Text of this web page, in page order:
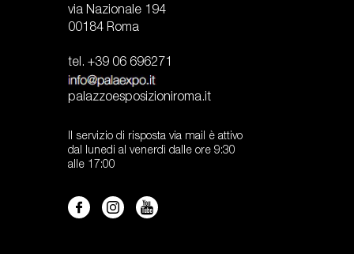
via Nazionale 194
00184 Roma
tel. +39 06 696271
palazzoesposizioniroma.it
Il servizio di risposta via mail è attivo
dal lunedi al venerdì dalle ore 9:30
alle 17:00